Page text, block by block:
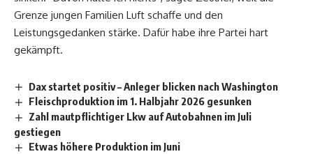
Grenze jungen Familien Luft schaffe und den
Leistungsgedanken stärke. Dafür habe ihre Partei hart
gekämpft.
Dax startet positiv – Anleger blicken nach Washington
Fleischproduktion im 1. Halbjahr 2026 gesunken
Zahl mautpflichtiger Lkw auf Autobahnen im Juli
gestiegen
Etwas höhere Produktion im Juni